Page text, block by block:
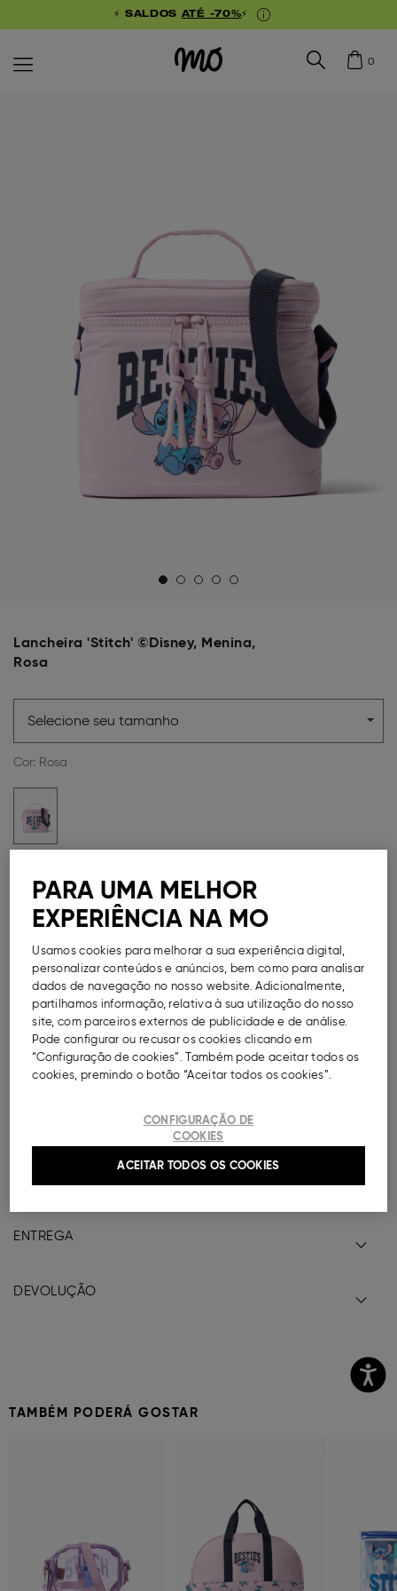
⚡ SALDOS ATÉ -70%⚡
0
Lancheira 'Stitch' ©Disney, Menina,
Rosa
Selecione seu tamanho
Cor: Rosa
Métodos de Pagamento Disponíveis
DESCRIÇÃO
Lancheira térmica para menina. Fecho de correr com
pega superior e alça de ombro ajustável. Estampado
alusivo à personagem de animação 'Stitch' da
000041152550038
ENTREGA
DEVOLUÇÃO
TAMBÉM PODERÁ GOSTAR
PARA UMA MELHOR
EXPERIÊNCIA NA MO
Usamos cookies para melhorar a sua experiência digital,
personalizar conteúdos e anúncios, bem como para analisar
dados de navegação no nosso website. Adicionalmente,
partilhamos informação, relativa à sua utilização do nosso
site, com parceiros externos de publicidade e de análise.
Pode configurar ou recusar os cookies clicando em
“Configuração de cookies”. Também pode aceitar todos os
cookies, premindo o botão “Aceitar todos os cookies”.
CONFIGURAÇÃO DE
COOKIES
ACEITAR TODOS OS COOKIES